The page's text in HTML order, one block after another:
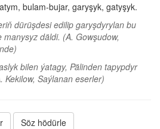
bulam-bujar, garyşyk, gatyşyk.
dürüşdesi edilip garyşdyrylan bu
manysyz däldi. (A. Gowşudow,
bilen ýatagy, Pälinden tapypdyr
Kekilow, Saýlanan eserler)
Söz hödürle